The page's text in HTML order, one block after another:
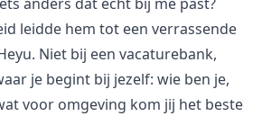
anders dat écht bij me past?
leidde hem tot een verrassende
Niet bij een vacaturebank,
je begint bij jezelf: wie ben je,
voor omgeving kom jij het beste